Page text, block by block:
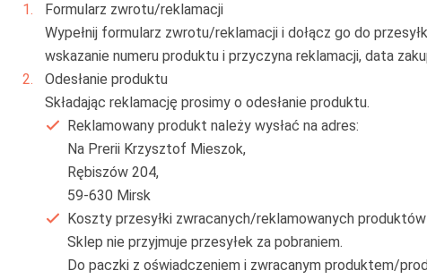
Formularz zwrotu/reklamacji
Wypełnij formularz zwrotu/reklamacji i dołącz go do
wskazanie numeru produktu i przyczyna reklamacji, data
Odesłanie produktu
Składając reklamację prosimy o odesłanie produktu.
Reklamowany produkt należy wysłać na adres:
Na Prerii Krzysztof Mieszok,
Rębiszów 204,
59-630 Mirsk
Koszty przesyłki zwracanych/reklamowanych
Sklep nie przyjmuje przesyłek za pobraniem.
Do paczki z oświadczeniem i zwracanym produktem/